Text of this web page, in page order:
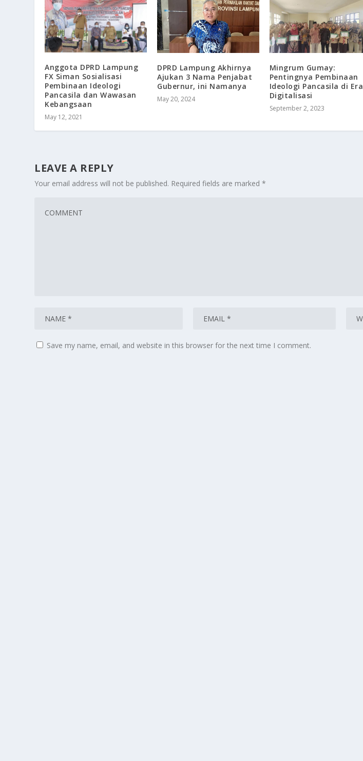
Anggota DPRD Lampung
FX Siman Sosialisasi
Pembinaan Ideologi
Pancasila dan Wawasan
Kebangsaan
May 12, 2021
DPRD Lampung Akhirnya
Ajukan 3 Nama Penjabat
Gubernur, ini Namanya
May 20, 2024
Mingrum Gumay:
Pentingnya Pembinaan
Ideologi Pancasila di Era
Digitalisasi
September 2, 2023
LEAVE A REPLY
Your email address will not be published. Required fields are marked*
Save my name, email, and website in this browser for the next time I comment.